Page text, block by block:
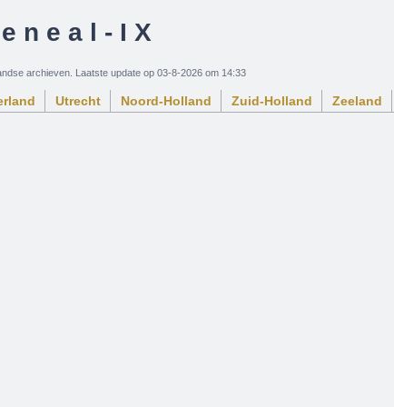
IX
archieven. Laatste update op 03-8-2026 om 14:33
Utrecht Noord-Holland Zuid-Holland Zeeland